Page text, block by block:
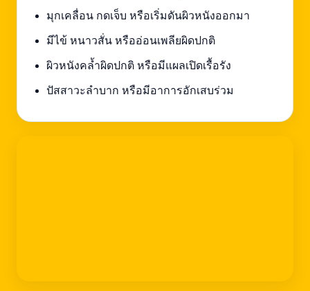
มุกเคลื่อน กดเจ็บ หรือเริ่มดันผิวหนังออกมา
มีไข้ หนาวสั่น หรืออ่อนเพลียผิดปกติ
ผิวหนังคล้ำผิดปกติ หรือมีแผลเปิดเรื้อรัง
ปัสสาวะลำบาก หรือมีอาการอักเสบร่วม